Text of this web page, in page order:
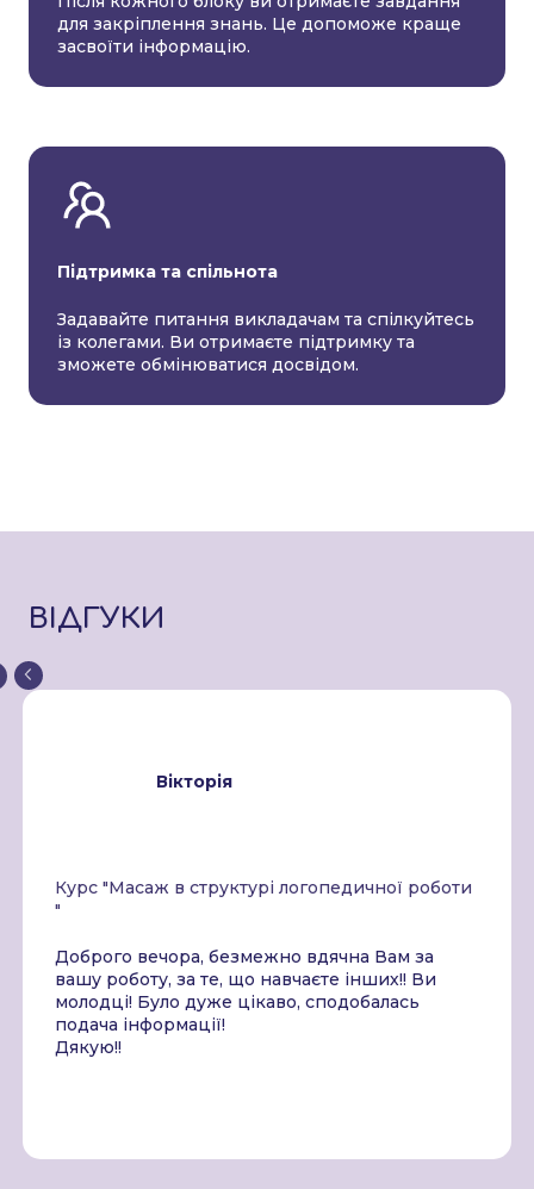
для закріплення знань. Це допоможе краще
засвоїти інформацію.
Підтримка та спільнота
Задавайте питання викладачам та спілкуйтесь
із колегами. Ви отримаєте підтримку та
зможете обмінюватися досвідом.
ВІДГУКИ
Вікторія
Курс "Масаж в структурі логопедичної роботи
"
Доброго вечора, безмежно вдячна Вам за
вашу роботу, за те, що навчаєте інших!! Ви
молодці! Було дуже цікаво, сподобалась
подача інформації!
Дякую!!